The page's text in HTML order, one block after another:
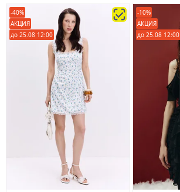
-40%
АКЦИЯ
до 25.08 12:00
-10%
АКЦИЯ
до 25.08 12:00